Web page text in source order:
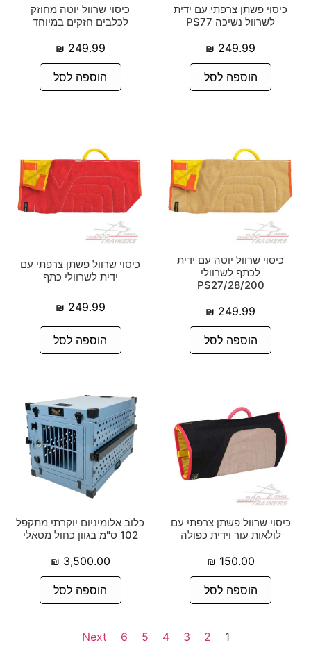
כיסוי פשתן צרפתי עם ידית
לשרוול נשיכה PS77
249.99
₪
הוספה לסל
כיסוי שרוול יוטה מחוזק
לכלבים חזקים במיוחד
249.99
₪
הוספה לסל
כיסוי שרוול יוטה עם ידית
לכתף לשרוולי
PS27/28/200
249.99
₪
הוספה לסל
כיסוי שרוול פשתן צרפתי עם
ידית לשרוולי כתף
249.99
₪
הוספה לסל
כיסוי שרוול פשתן צרפתי עם
לולאות עור וידית כפולה
150.00
₪
הוספה לסל
כלוב אלומיניום יוקרתי מתקפל
102 ס"מ בגוון כחול מטאלי
3,500.00
₪
הוספה לסל
1
2
3
4
5
6
Next